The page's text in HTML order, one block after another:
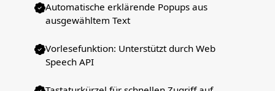
Automatische erklärende Popups aus
ausgewähltem Text
Vorlesefunktion: Unterstützt durch Web
Speech API